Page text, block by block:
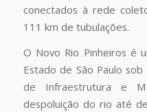
conectados à rede
111 km de tubulações.
O Novo Rio Pinheiros é
Estado de São Paulo
de Infraestrutura e
despoluição do rio até